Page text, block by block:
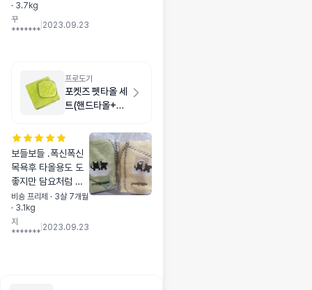
왠지 더 믿음이 간다
는 ㅎㅎㅎ 그리고 너
랑 친구들이 맛나게
먹었네요 ㅎ
· 3.7kg
꾸
*******
2023.09.23
프로도기
포켓즈 펫타올 세
트(핸드타올+목
보들보들 .폭신폭신
목욕후 타올용도 도
좋지만 담요처럼 사
용해도 좋을듯합니다
제품도 좋지만 가격
에 배송 속도까지 찐
비숑 프리제 · 3살 7개월
· 3.1kg
지
*******
2023.09.23